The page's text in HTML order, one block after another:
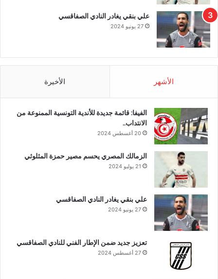
علي بنقي يغادر النادي الصفاقسي
27 يونيو 2024
الأشهر الأخيرة
الفيفا: قائمة جديدة للأندية التونسية الممنوعة من
الانتداب..
20 أغسطس 2024
الزمالك المصري يحسم مصير حمزة المثلوثي
21 يوليو 2024
علي بنقي يغادر النادي الصفاقسي
27 يونيو 2024
تعزيز جديد ضمن الإطار الفني للنادي الصفاقسي
27 أغسطس 2024